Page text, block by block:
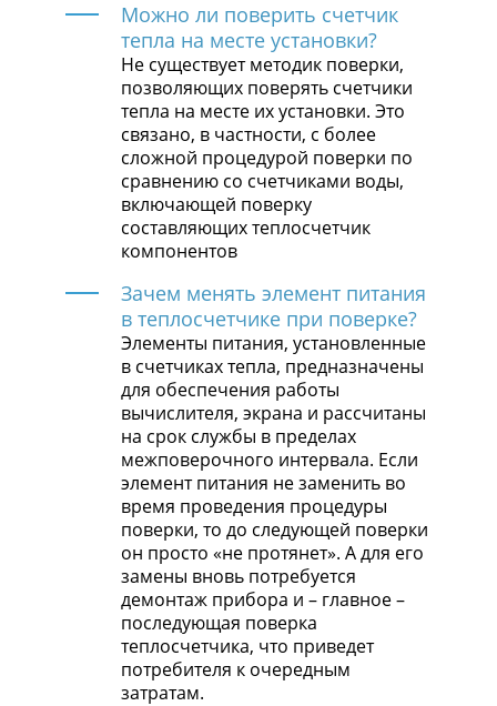
Можно ли поверить счетчик
тепла на месте установки?
Не существует методик поверки,
позволяющих поверять счетчики
тепла на месте их установки. Это
связано, в частности, с более
сложной процедурой поверки по
сравнению со счетчиками воды,
включающей поверку
составляющих теплосчетчик
компонентов
Зачем менять элемент питания
в теплосчетчике при поверке?
Элементы питания, установленные
в счетчиках тепла, предназначены
для обеспечения работы
вычислителя, экрана и рассчитаны
на срок службы в пределах
межповерочного интервала. Если
элемент питания не заменить во
время проведения процедуры
поверки, то до следующей поверки
он просто «не протянет». А для его
замены вновь потребуется
демонтаж прибора и – главное –
последующая поверка
теплосчетчика, что приведет
потребителя к очередным
затратам.